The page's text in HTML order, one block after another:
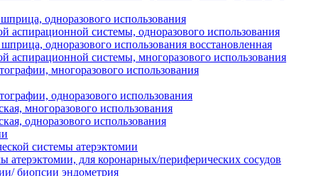
одноразового использования
аспирационной системы, одноразового использования
одноразового использования восстановленная
аспирационной системы, многоразового использования
многоразового использования
одноразового использования
многоразового использования
одноразового использования
системы атерэктомии
атерэктомии, для коронарных/периферических сосудов
биопсии эндометрия